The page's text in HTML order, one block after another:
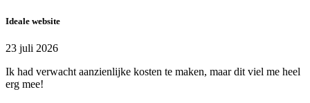
Ideale website
23 juli 2026
Ik had verwacht aanzienlijke kosten te maken, maar dit viel me heel
erg mee!